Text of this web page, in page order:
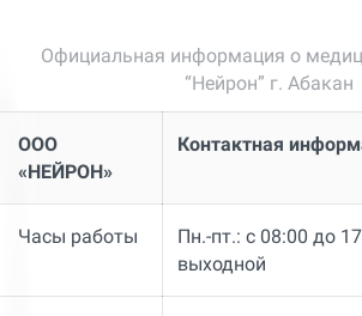
Официальная информация о
“Нейрон” г. Абакан
ООО
«НЕЙРОН»
Контактная
Часы работы
Пн.-пт.: с 08:00 до
выходной